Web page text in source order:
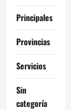
Principales
Provincias
Servicios
Sin
categoría